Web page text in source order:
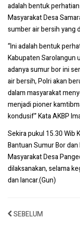
adalah bentuk
Masyarakat Desa
sumber air bersih yang
“Ini adalah bentuk
Kabupaten Sarolangun
adanya sumur bor ini
air bersih, Polri akan
dalam masyarakat
menjadi pioner
kondusif” Kata AKBP
Sekira pukul 15.30 Wib
Bantuan Sumur Bor
Masyarakat Desa
dilaksanakan, selama
dan lancar.(Gun)
SEBELUM